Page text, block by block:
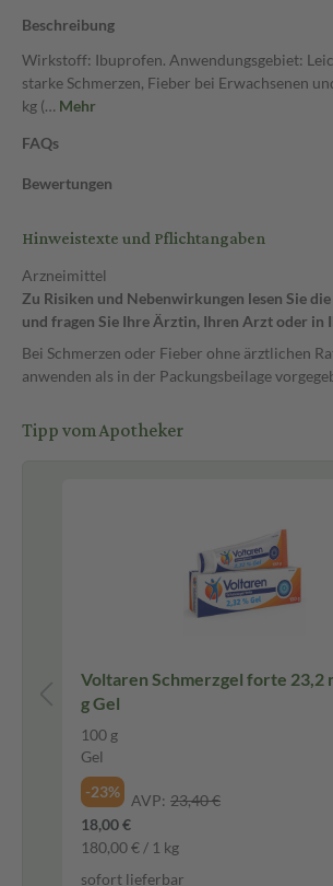
Beschreibung
Wirkstoff: Ibuprofen. Anwendungsgebiet:
starke Schmerzen, Fieber bei Erwachsenen
kg (… Mehr
FAQs
Bewertungen
Hinweistexte und Pflichtangaben
Arzneimittel
Zu Risiken und Nebenwirkungen lesen Sie
und fragen Sie Ihre Ärztin, Ihren Arzt oder in
Bei Schmerzen oder Fieber ohne ärztlichen
anwenden als in der Packungsbeilage
Tipp vom Apotheker
Voltaren Schmerzgel forte 23,2
g Gel
100 g
Gel
-23%
AVP: 23,40 €
18,00 €
180,00 € / 1 kg
sofort lieferbar